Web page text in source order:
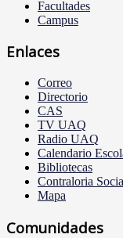
Facultades
Campus
Enlaces
Correo
Directorio
CAS
TV UAQ
Radio UAQ
Calendario
Bibliotecas
Contraloria
Mapa
Comunidades